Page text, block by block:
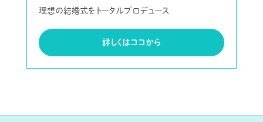
理想の結婚式をトータルプロデュース
詳しくはココから